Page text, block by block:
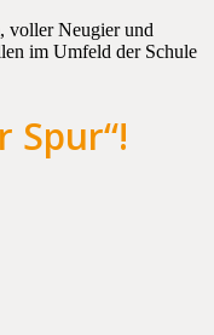
voller Neugier und
im Umfeld der Schule
Spur“!